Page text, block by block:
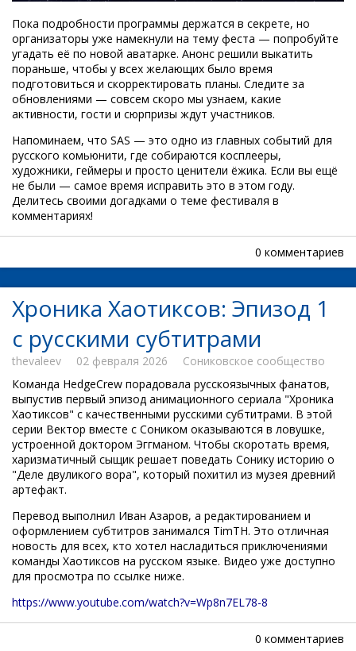
Пока подробности программы держатся в секрете, но
организаторы уже намекнули на тему феста — попробуйте
угадать её по новой аватарке. Анонс решили выкатить
пораньше, чтобы у всех желающих было время
подготовиться и скорректировать планы. Следите за
обновлениями — совсем скоро мы узнаем, какие
активности, гости и сюрпризы ждут участников.
Напоминаем, что SAS — это одно из главных событий для
русского комьюнити, где собираются косплееры,
художники, геймеры и просто ценители ёжика. Если вы ещё
не были — самое время исправить это в этом году.
Делитесь своими догадками о теме фестиваля в
комментариях!
0 комментариев
Хроника Хаотиксов: Эпизод 1
с русскими субтитрами
thevaleev 02 февраля 2026
Сониковское сообщество
Команда HedgeCrew порадовала русскоязычных фанатов,
выпустив первый эпизод анимационного сериала "Хроника
Хаотиксов" с качественными русскими субтитрами. В этой
серии Вектор вместе с Соником оказываются в ловушке,
устроенной доктором Эггманом. Чтобы скоротать время,
харизматичный сыщик решает поведать Сонику историю о
"Деле двуликого вора", который похитил из музея древний
артефакт.
Перевод выполнил Иван Азаров, а редактированием и
оформлением субтитров занимался TimTH. Это отличная
новость для всех, кто хотел насладиться приключениями
команды Хаотиксов на русском языке. Видео уже доступно
для просмотра по ссылке ниже.
https://www.youtube.com/watch?v=Wp8n7EL78-8
0 комментариев